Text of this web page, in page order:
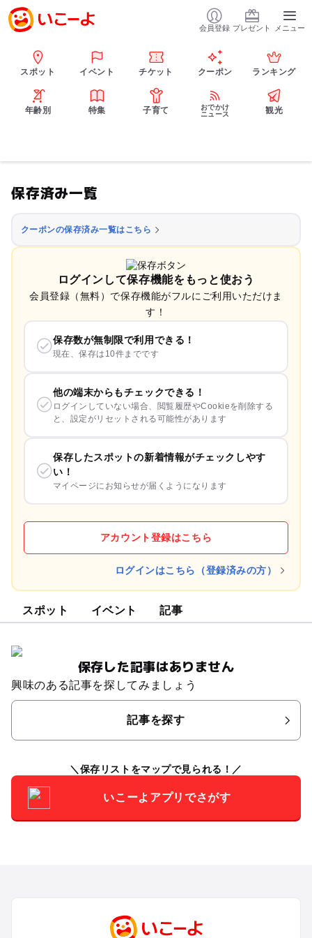
会員登録 プレゼント メニュー
スポット イベント チケット クーポン ランキング
年齢別 特集 子育て
おでかけ
ニュース
観光
保存済み一覧
クーポンの保存済み一覧はこちら
ログインして保存機能をもっと使おう
会員登録（無料）で保存機能がフルにご利用いただけま
す！
保存数が無制限で利用できる！
現在、保存は10件までです
他の端末からもチェックできる！
ログインしていない場合、閲覧履歴やCookieを削除する
と、設定がリセットされる可能性があります
保存したスポットの新着情報がチェックしやす
い！
マイページにお知らせが届くようになります
アカウント登録はこちら
ログインはこちら（登録済みの方）
スポット イベント 記事
保存した記事はありません
興味のある記事を探してみましょう
記事を探す
保存リストをマップで見られる！
いこーよアプリでさがす